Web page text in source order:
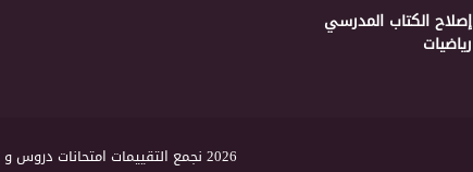
إصلاح الكتاب المدرسي
رياضيات
2026 نجمع التقييمات امتحانات دروس و تلاخيص لكل المستويات |